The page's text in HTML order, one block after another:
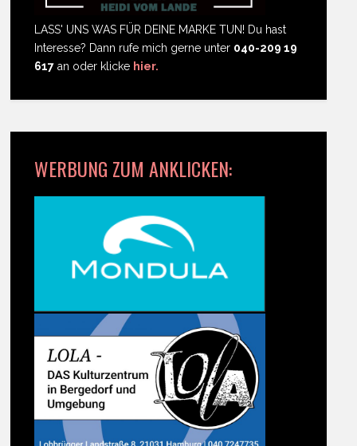
LASS' UNS WAS FÜR DEINE MARKE TUN! Du hast
Interesse? Dann rufe mich gerne unter 040-209 19
617 an oder klicke hier.
WERBUNG ZUM ANKLICKEN: